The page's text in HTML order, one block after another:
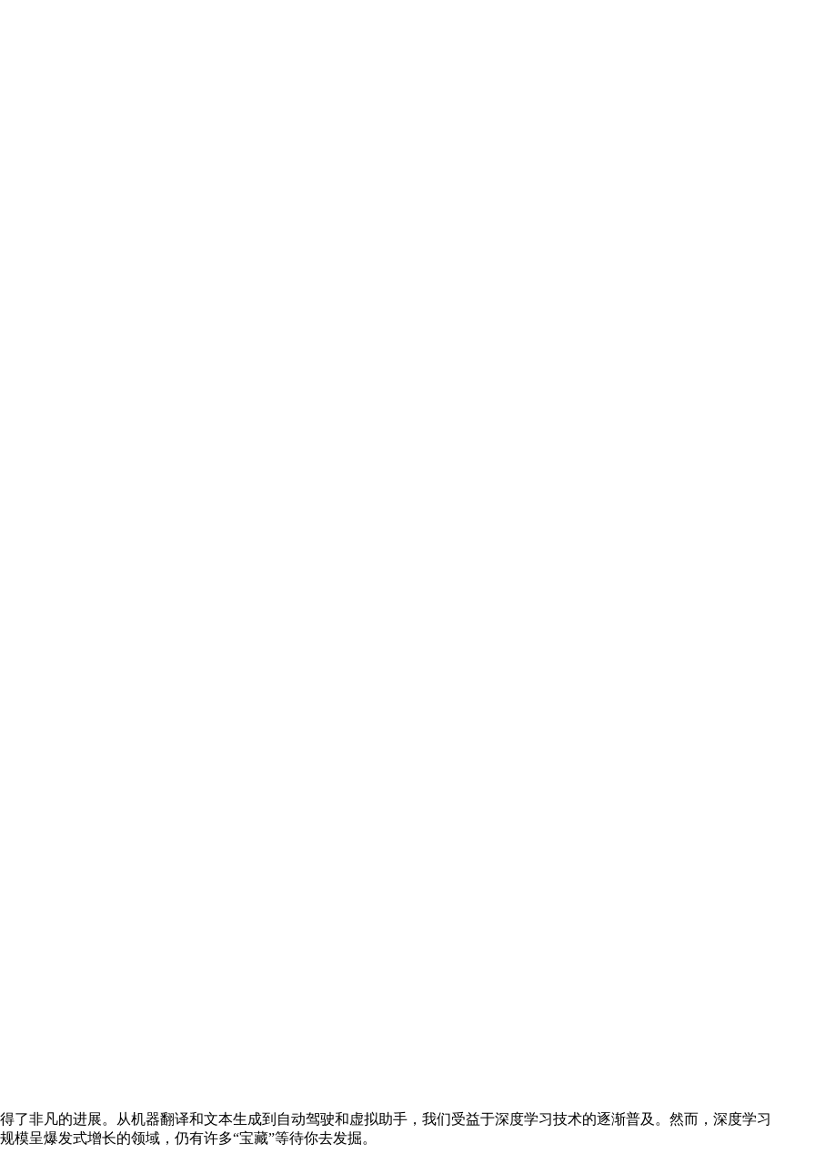
了非凡的进展。从机器翻译和文本生成到自动驾驶和虚拟助手，我们受益于深度学习技术的逐渐普及。然而，深度学习
呈爆发式增长的领域，仍有许多“宝藏”等待你去发掘。